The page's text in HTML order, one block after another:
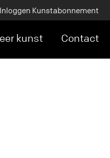
Inloggen Kunstabonnement
kunst Contact